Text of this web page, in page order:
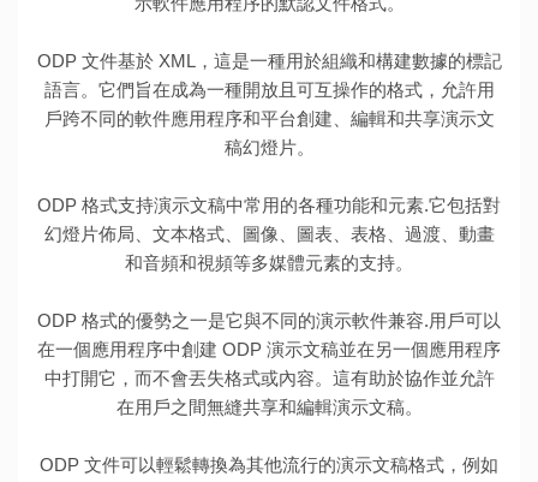
ODP 文件基於 XML，這是一種用於組織和構建數據的標記
語言。它們旨在成為一種開放且可互操作的格式，允許用
戶跨不同的軟件應用程序和平台創建、編輯和共享演示文
稿幻燈片。
ODP 格式支持演示文稿中常用的各種功能和元素.它包括對
幻燈片佈局、文本格式、圖像、圖表、表格、過渡、動畫
和音頻和視頻等多媒體元素的支持。
ODP 格式的優勢之一是它與不同的演示軟件兼容.用戶可以
在一個應用程序中創建 ODP 演示文稿並在另一個應用程序
中打開它，而不會丟失格式或內容。這有助於協作並允許
在用戶之間無縫共享和編輯演示文稿。
ODP 文件可以輕鬆轉換為其他流行的演示文稿格式，例如